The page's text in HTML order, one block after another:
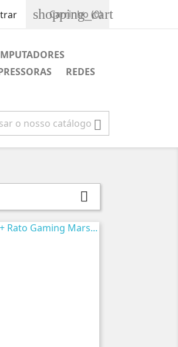
shopping_cart
Carrinho (0)
REDES

